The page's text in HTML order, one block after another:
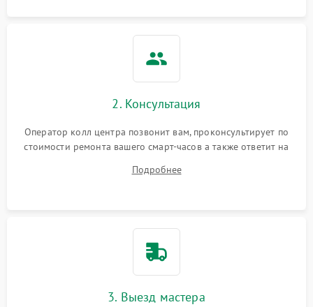
2. Консультация
Оператор колл центра позвонит вам, проконсультирует по
стоимости ремонта вашего смарт-часов а также ответит на
Подробнее
3. Выезд мастера